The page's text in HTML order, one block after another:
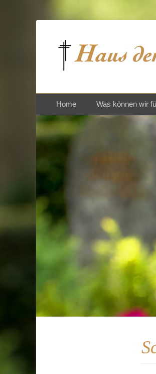
Haus der
Bestattungen und
Primäres Menü
Inhalt
springen
Home Was können wir